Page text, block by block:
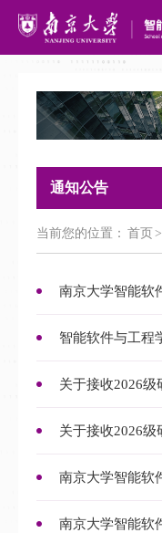
通知公告
当前您的位置： 首页 >